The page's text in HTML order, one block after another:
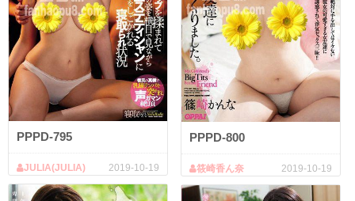
PPPD-795
2019-10-19
JULIA(JULIA)
PPPD-800
2019-10-19
筱崎香ん奈